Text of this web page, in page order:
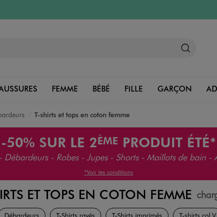
FEMME BÉBÉ FILLE GARÇON
T-shirts et tops en coton femme
-50% SUR LE 2ÈME PRODUIT ÉTÉ*
Débardeurs - Robes - Jupes - Shorts - Maillots de bain -
*Voir les conditions
ET TOPS EN COTON FEMME
Vêtements